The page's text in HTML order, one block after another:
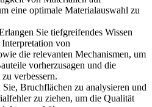
eine optimale Materialauswahl zu
Sie tiefgreifendes Wissen
von
die relevanten Mechanismen, um
vorherzusagen und die
verbessern.
Sie, Bruchflächen zu analysieren und
zu ziehen, um die Qualität